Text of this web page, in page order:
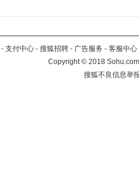
- 支付中心 - 搜狐招聘 - 广告服务 - 客服中心
Copyright©2018
搜狐不良信息举